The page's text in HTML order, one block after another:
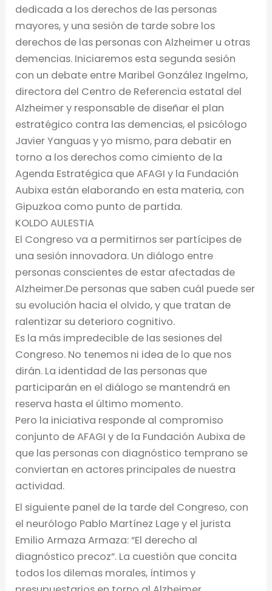
dedicada a los derechos de las personas
mayores, y una sesión de tarde sobre los
derechos de las personas con Alzheimer u otras
demencias. Iniciaremos esta segunda sesión
con un debate entre Maribel González Ingelmo,
directora del Centro de Referencia estatal del
Alzheimer y responsable de diseñar el plan
estratégico contra las demencias, el psicólogo
Javier Yanguas y yo mismo, para debatir en
torno a los derechos como cimiento de la
Agenda Estratégica que AFAGI y la Fundación
Aubixa están elaborando en esta materia, con
Gipuzkoa como punto de partida.
KOLDO AULESTIA
El Congreso va a permitirnos ser partícipes de
una sesión innovadora. Un diálogo entre
personas conscientes de estar afectadas de
Alzheimer.De personas que saben cuál puede ser
su evolución hacia el olvido, y que tratan de
ralentizar su deterioro cognitivo.
Es la más impredecible de las sesiones del
Congreso. No tenemos ni idea de lo que nos
dirán. La identidad de las personas que
participarán en el diálogo se mantendrá en
reserva hasta el último momento.
Pero la iniciativa responde al compromiso
conjunto de AFAGI y de la Fundación Aubixa de
que las personas con diagnóstico temprano se
conviertan en actores principales de nuestra
actividad.
El siguiente panel de la tarde del Congreso, con
el neurólogo Pablo Martínez Lage y el jurista
Emilio Armaza Armaza: “El derecho al
diagnóstico precoz”. La cuestión que concita
todos los dilemas morales, íntimos y